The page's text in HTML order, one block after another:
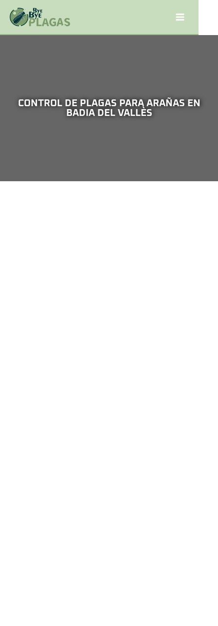
CONTROL DE PLAGAS PARA ARAÑAS EN
BADIA DEL VALLÈS